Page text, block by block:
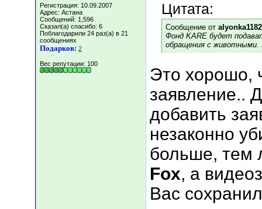
Регистрация: 10.09.2007
Адрес: Астана
Сообщений: 1,596
Сказал(а) спасибо: 6
Поблагодарили 24 раз(а) в 21
сообщениях
Подарков: 2
Вес репутации: 100
Цитата:
Сообщение от alyonka1182
Фонд KARE будет
обращения с животными.
Это хорошо,
заявление..
добавить
незаконно
больше, тем
Fox, а
Вас